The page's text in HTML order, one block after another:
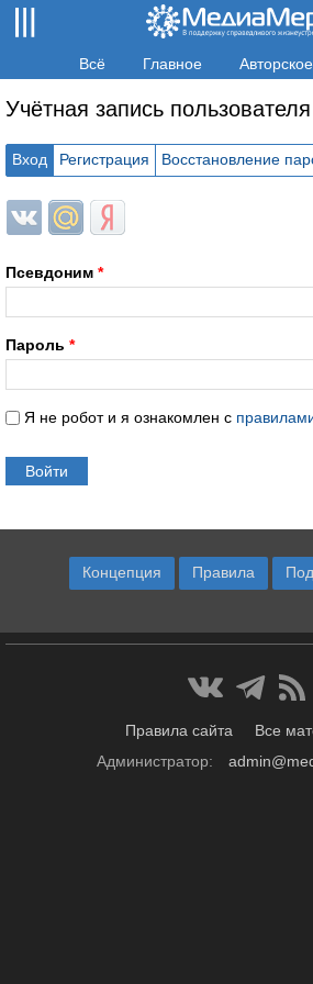
Всё Главное Авторское
Учётная запись пользователя
Вход Регистрация Восстановление
Login with ВКонтакте
Login with Mail.ru
Login with Яндекс
Псевдоним *
Пароль *
Я не робот и я ознакомлен с
Концепция Правила
Правила сайта
Все
Администратор: